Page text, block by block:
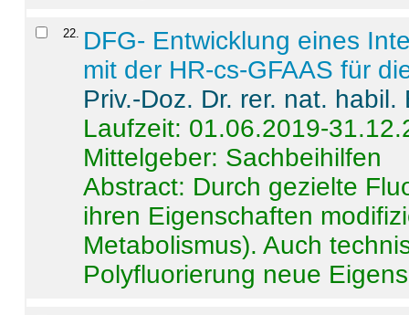
22
DFG- Entwicklung eines
mit der HR-cs-GFAAS für
Priv.-Doz. Dr. rer. nat.
Laufzeit: 01.06.2019-
Mittelgeber: Sachbeihilfen
Abstract: Durch gezielte
ihren Eigenschaften
Metabolismus). Auch
Polyfluorierung neue